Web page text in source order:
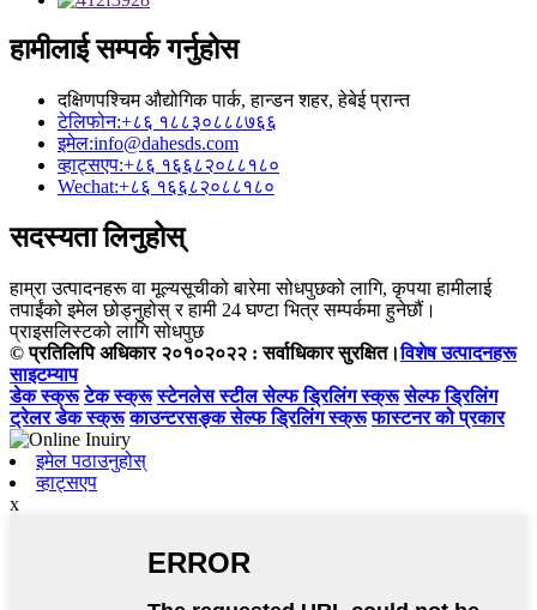
हामीलाई सम्पर्क गर्नुहोस
दक्षिणपश्चिम औद्योगिक पार्क, हान्डन शहर, हेबेई प्रान्त
टेलिफोन:+८६ १८८३०८८८७६६
इमेल:info@dahesds.com
व्हाट्सएप:+८६ १६६८२०८८१८०
Wechat:+८६ १६६८२०८८१८०
सदस्यता लिनुहोस्
हाम्रा उत्पादनहरू वा मूल्यसूचीको बारेमा सोधपुछको लागि, कृपया हामीलाई
तपाईंको इमेल छोड्नुहोस् र हामी 24 घण्टा भित्र सम्पर्कमा हुनेछौं।
प्राइसलिस्टको लागि सोधपुछ
© प्रतिलिपि अधिकार २०१०२०२२ : सर्वाधिकार सुरक्षित।विशेष उत्पादनहरू
साइटम्याप
डेक स्क्रू टेक स्क्रू स्टेनलेस स्टील सेल्फ ड्रिलिंग स्क्रू सेल्फ ड्रिलिंग
ट्रेलर डेक स्क्रू काउन्टरसङ्क सेल्फ ड्रिलिंग स्क्रू फास्टनर को प्रकार
इमेल पठाउनुहोस्
व्हाट्सएप
x